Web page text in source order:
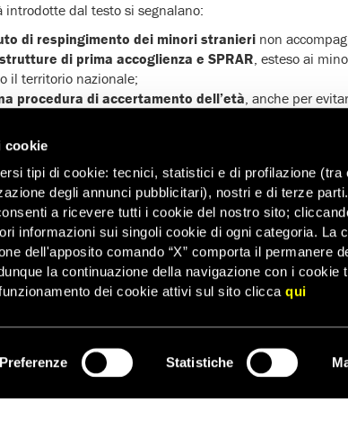
cookie
tipi di cookie: tecnici, statistici e di profilazione (tra
degli annunci pubblicitari), nostri e di terze
a ricevere tutti i cookie del nostro sito;
informazioni sui singoli cookie di ogni categoria. La
dell'apposito comando “X” comporta il permanere
la continuazione della navigazione con i cookie
dei cookie attivi sul sito cliccaqui
Preferenze Statistiche
dal testo si segnalano:
di respingimento dei minori stranieri non
di prima accoglienza e SPRAR, esteso ai
il territorio nazionale;
procedura di accertamento dell’età, anche per
per il diritto all’istruzione e alla salute , nonché per i
e giudiziari.
ORGANIZZAZIONI
Egidio
per i Rifugiati
ISCRIVITI